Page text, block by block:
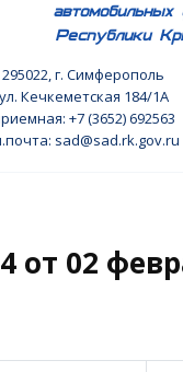
автомобильных
Республики
295022, г. Симферополь
ул. Кечкеметская 184/1А
+7 (3652) 692563
sad@sad.rk.gov.ru
от 02